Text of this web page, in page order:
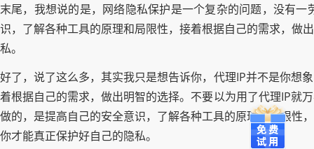
末尾，我想说的是，网络隐私保护是一个复杂的问题，没有
识，了解各种工具的原理和局限性，接着根据自己的需求，做
私。
好了，说了这么多，其实我只是想告诉你，代理IP并不是你想
着根据自己的需求，做出明智的选择。不要以为用了代理IP就
做的，是提高自己的安全意识，了解各种工具的原理和局限性
你才能真正保护好自己的隐私。